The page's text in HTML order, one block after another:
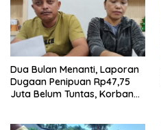
Dua Bulan Menanti, Laporan
Dugaan Penipuan Rp47,75
Juta Belum Tuntas, Korban